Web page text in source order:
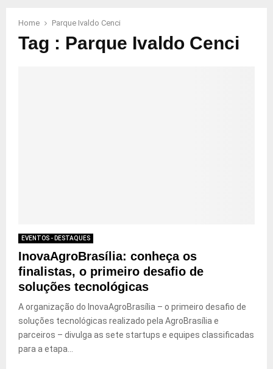
Home Parque Ivaldo Cenci
Tag : Parque Ivaldo Cenci
EVENTOS - DESTAQUES
InovaAgroBrasília: conheça os
finalistas, o primeiro desafio de
soluções tecnológicas
A organização do InovaAgroBrasília – o primeiro desafio de
soluções tecnológicas realizado pela AgroBrasília e
parceiros – divulga as sete startups e equipes classificadas
para a etapa...